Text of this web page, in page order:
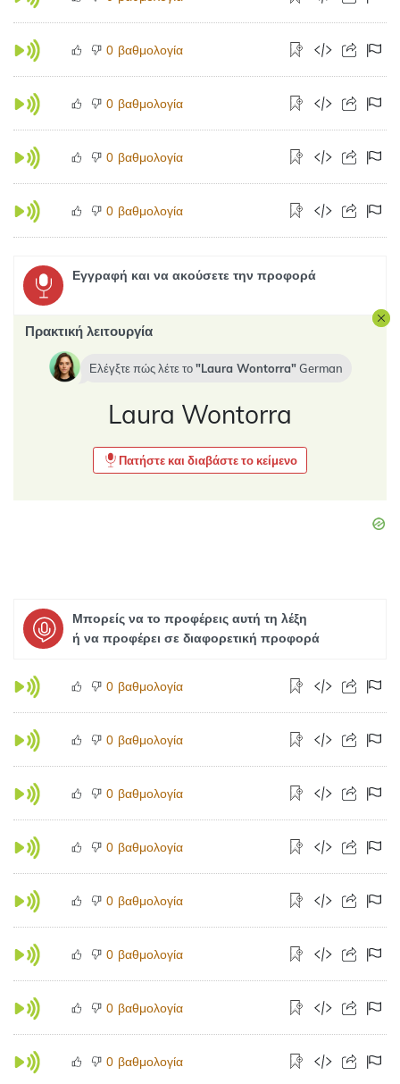
0 βαθμολογία
0 βαθμολογία
0 βαθμολογία
0 βαθμολογία
Εγγραφή και να ακούσετε την προφορά
Πρακτική λειτουργία
Ελέγξτε πώς λέτε το Laura Wontorra German
Laura Wontorra
Πατήστε και διαβάστε το κείμενο
Μπορείς να το προφέρεις αυτή τη λέξη
ή να προφέρει σε διαφορετική προφορά
0 βαθμολογία
0 βαθμολογία
0 βαθμολογία
0 βαθμολογία
0 βαθμολογία
0 βαθμολογία
0 βαθμολογία
0 βαθμολογία